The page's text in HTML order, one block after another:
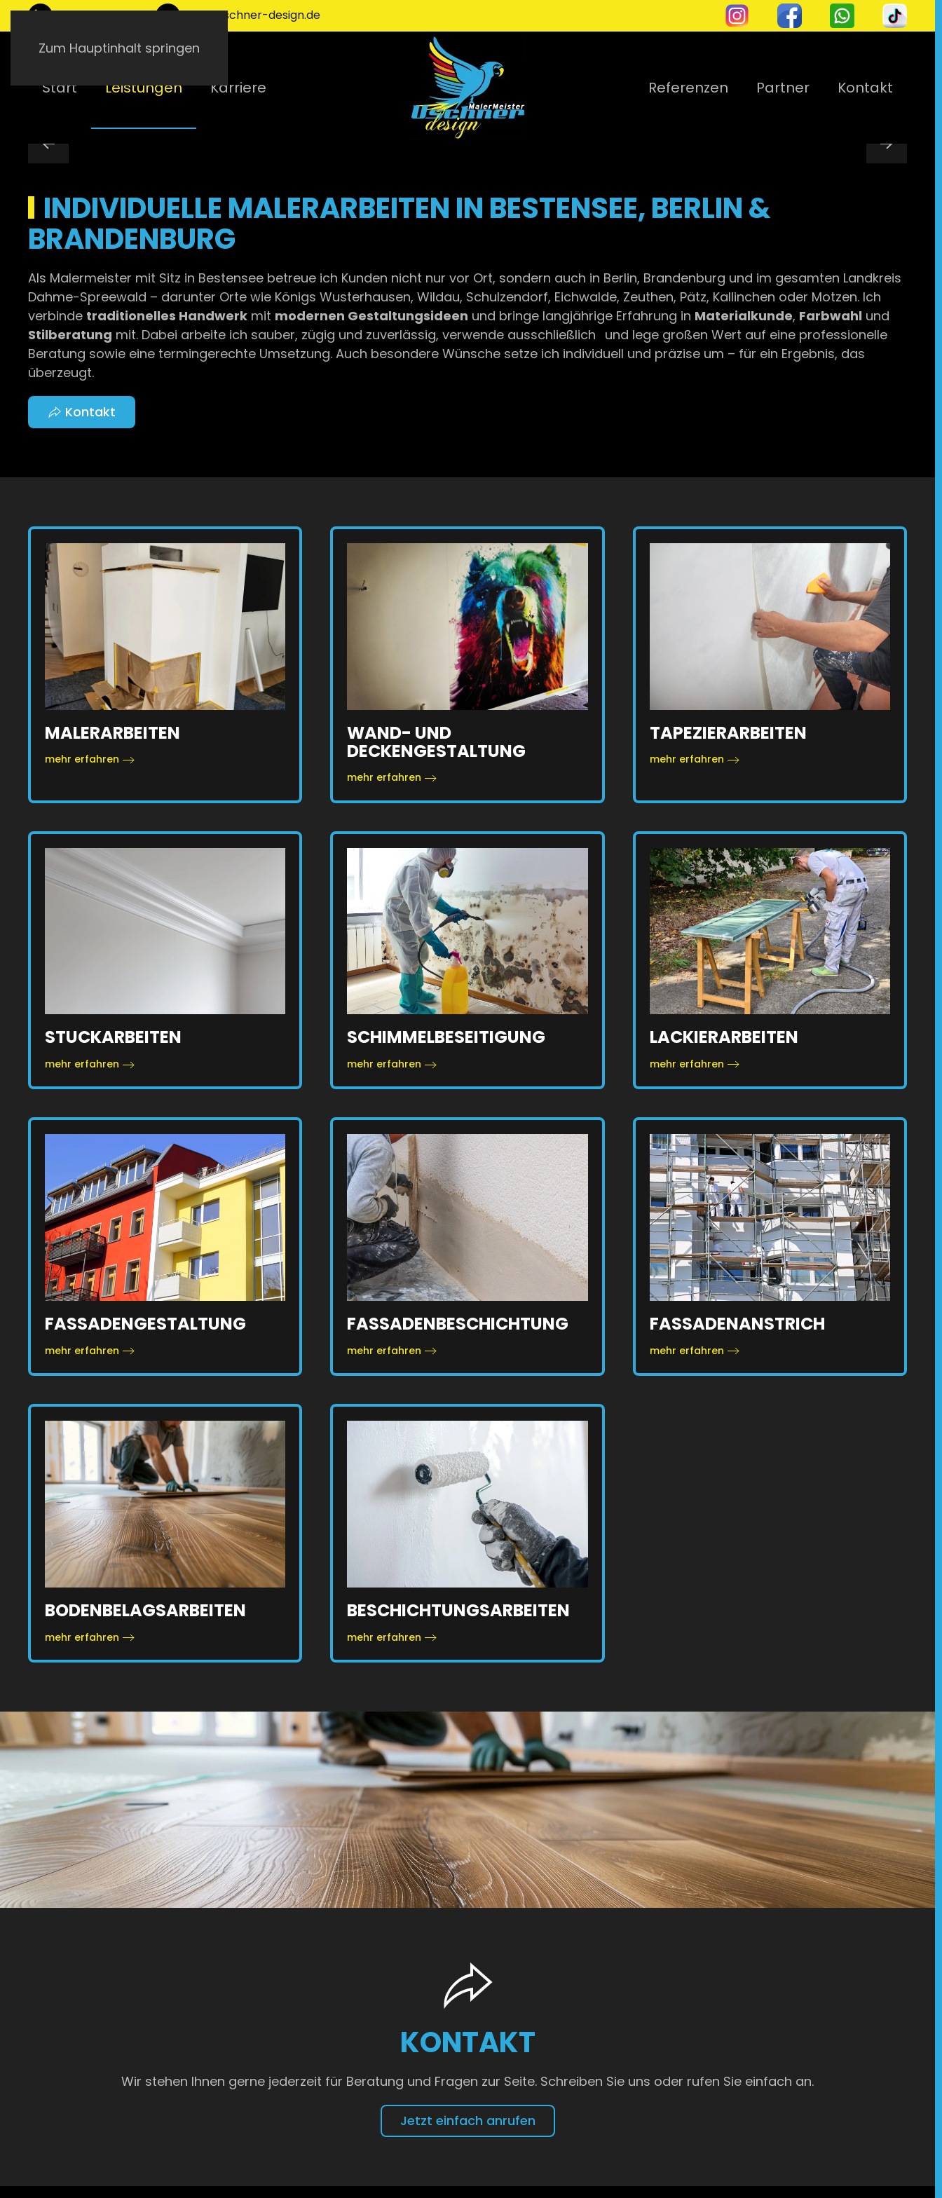
Zum Hauptinhalt springen
0172 9801441 info@uschner-design.de
Start Leistungen Karriere Referenzen Partner Kontakt
INDIVIDUELLE MALERARBEITEN IN BESTENSEE, BERLIN &
BRANDENBURG
Als Malermeister mit Sitz in Bestensee betreue ich Kunden nicht nur vor Ort, sondern auch in Berlin, Brandenburg und im gesamten Landkreis
Dahme-Spreewald – darunter Orte wie Königs Wusterhausen, Wildau, Schulzendorf, Eichwalde, Zeuthen, Pätz, Kallinchen oder Motzen. Ich
verbinde traditionelles Handwerk mit modernen Gestaltungsideen und bringe langjährige Erfahrung in Materialkunde, Farbwahl und
Stilberatung mit. Dabei arbeite ich sauber, zügig und zuverlässig, verwende ausschließlich und lege großen Wert auf eine professionelle
Beratung sowie eine termingerechte Umsetzung. Auch besondere Wünsche setze ich individuell und präzise um – für ein Ergebnis, das
überzeugt.
Kontakt
MALERARBEITEN
mehr erfahren
WAND- UND
DECKENGESTALTUNG
mehr erfahren
TAPEZIERARBEITEN
mehr erfahren
STUCKARBEITEN
mehr erfahren
SCHIMMELBESEITIGUNG
mehr erfahren
LACKIERARBEITEN
mehr erfahren
FASSADENGESTALTUNG
mehr erfahren
FASSADENBESCHICHTUNG
mehr erfahren
FASSADENANSTRICH
mehr erfahren
BODENBELAGSARBEITEN
mehr erfahren
BESCHICHTUNGSARBEITEN
mehr erfahren
KONTAKT
Wir stehen Ihnen gerne jederzeit für Beratung und Fragen zur Seite. Schreiben Sie uns oder rufen Sie einfach an.
Jetzt einfach anrufen